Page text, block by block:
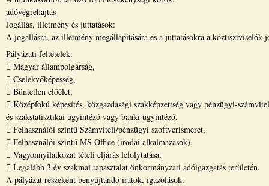
adóvégrehajtás
Jogállás, illetmény és juttatások:
A jogállásra, az illetmény megállapítására és a juttatásokra a
Pályázati feltételek:
 Magyar állampolgárság,
 Cselekvőképesség,
 Büntetlen előélet,
 Középfokú képesítés, közgazdasági szakképzettség vagy pénzügyi-
és szakstatisztikai ügyintéző vagy banki ügyintéző,
 Felhasználói szintű Számviteli/pénzügyi szoftverismeret,
 Felhasználói szintű MS Office (irodai alkalmazások),
 Vagyonnyilatkozat tételi eljárás lefolytatása,
 Legalább 3 év szakmai tapasztalat önkormányzati adóigazgatás területén.
A pályázat részeként benyújtandó iratok, igazolások: